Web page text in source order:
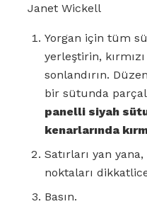
Janet Wickell
Yorgan için tüm
yerleştirin,
sonlandırın.
bir sütunda
panelli siyah
kenarlarında
Satırları yan
noktaları
Basın.